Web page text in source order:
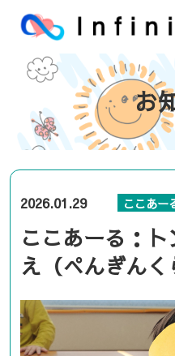
お
2026.01.29 ここあー
ここあーる：
え（ぺんぎんく